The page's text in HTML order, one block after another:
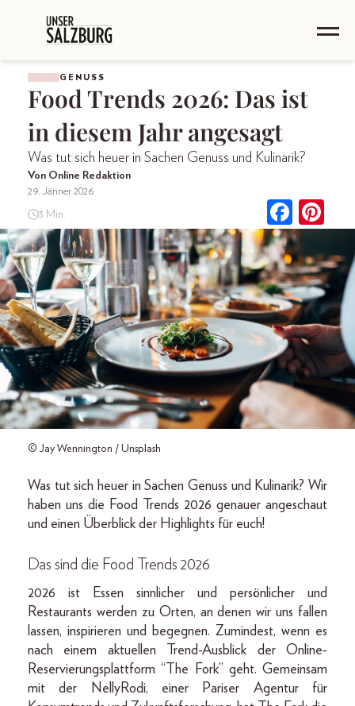
GENUSS
Food Trends 2026: Das ist
in diesem Jahr angesagt
Was tut sich heuer in Sachen Genuss und Kulinarik?
Von Online Redaktion
29. Jänner 2026
3 Min.
© Jay Wennington / Unsplash
Was tut sich heuer in Sachen Genuss und Kulinarik? Wir
haben uns die Food Trends 2026 genauer angeschaut
und einen Überblick der Highlights für euch!
Das sind die Food Trends 2026
2026 ist Essen sinnlicher und persönlicher und
Restaurants werden zu Orten, an denen wir uns fallen
lassen, inspirieren und begegnen. Zumindest, wenn es
nach einem aktuellen Trend-Ausblick der Online-
Reservierungsplattform “The Fork” geht. Gemeinsam
mit der NellyRodi, einer Pariser Agentur für